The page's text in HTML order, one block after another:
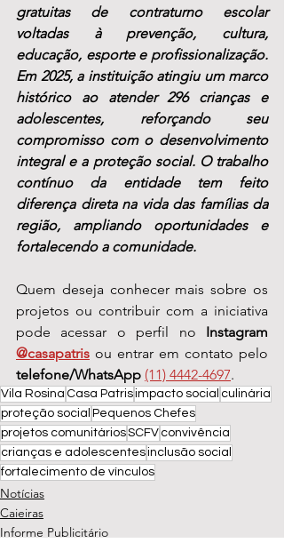
gratuitas de contraturno escolar
voltadas à prevenção, cultura,
educação, esporte e profissionalização.
Em 2025, a instituição atingiu um marco
histórico ao atender 296 crianças e
adolescentes, reforçando seu
compromisso com o desenvolvimento
integral e a proteção social. O trabalho
contínuo da entidade tem feito
diferença direta na vida das famílias da
região, ampliando oportunidades e
fortalecendo a comunidade.
Quem deseja conhecer mais sobre os
projetos ou contribuir com a iniciativa
pode acessar o perfil no
@casapatris
telefone/WhatsApp (11) 4442-4697.
Vila Rosina Casa Patrisimpacto social culinária
proteção social Pequenos Chefes
projetos comunitáriosSCFV convivência
crianças e adolescentesinclusão social
fortalecimento de vínculos
Notícias
Caieiras
Informe Publicitário